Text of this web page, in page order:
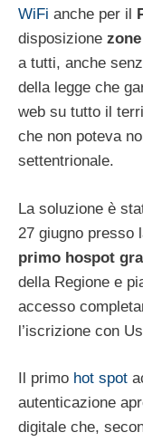
WiFi anche per il
disposizione
a tutti, anche
della legge che
web su tutto il
che non poteva
settentrionale.
La soluzione è
27 giugno presso
primo hospot
della Regione e
accesso
l’iscrizione con
Il primo hot spot
autenticazione
digitale che,